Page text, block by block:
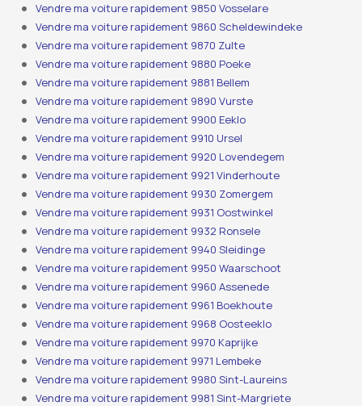
Vendre ma voiture rapidement 9850 Vosselare
Vendre ma voiture rapidement 9860 Scheldewindeke
Vendre ma voiture rapidement 9870 Zulte
Vendre ma voiture rapidement 9880 Poeke
Vendre ma voiture rapidement 9881 Bellem
Vendre ma voiture rapidement 9890 Vurste
Vendre ma voiture rapidement 9900 Eeklo
Vendre ma voiture rapidement 9910 Ursel
Vendre ma voiture rapidement 9920 Lovendegem
Vendre ma voiture rapidement 9921 Vinderhoute
Vendre ma voiture rapidement 9930 Zomergem
Vendre ma voiture rapidement 9931 Oostwinkel
Vendre ma voiture rapidement 9932 Ronsele
Vendre ma voiture rapidement 9940 Sleidinge
Vendre ma voiture rapidement 9950 Waarschoot
Vendre ma voiture rapidement 9960 Assenede
Vendre ma voiture rapidement 9961 Boekhoute
Vendre ma voiture rapidement 9968 Oosteeklo
Vendre ma voiture rapidement 9970 Kaprijke
Vendre ma voiture rapidement 9971 Lembeke
Vendre ma voiture rapidement 9980 Sint-Laureins
Vendre ma voiture rapidement 9981 Sint-Margriete